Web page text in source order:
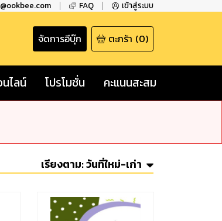
FAQ เข้าสู่ระบบ
จัดการอีบุ๊ก ตะกร้า (0)
ไลน์ โปรโมชั่น คะแนนสะสม
เรียงตาม:วันที่ใหม่-เก่า